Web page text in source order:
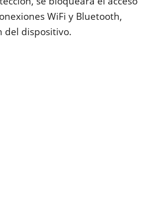
WiFi y Bluetooth,
del dispositivo.